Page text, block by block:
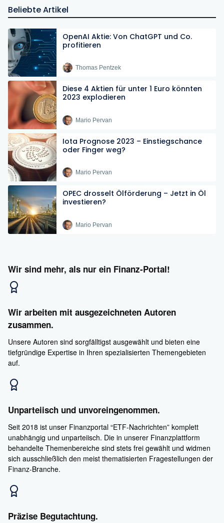
Beliebte Artikel
OpenAI Aktie: Von ChatGPT und Co.
profitieren
Thomas Pentzek
Diese 4 Aktien für unter 1 Euro könnten
2023 explodieren
Mario Pervan
Iota Prognose 2023 – Einstiegschance
oder Finger weg?
Mario Pervan
OPEC drosselt Ölförderung – Jetzt in Öl
investieren?
Mario Pervan
Wir sind mehr, als nur ein Finanz-Portal!
Wir arbeiten mit ausgezeichneten Autoren
zusammen.
Unsere Autoren sind sorgfälltigst ausgewählt und bieten eine
tiefgründige Expertise in Ihren spezialisierten Themengebieten
auf.
Unparteiisch und unvoreingenommen.
Seit 2018 ist unser Finanzportal “ETF-Nachrichten” komplett
unabhängig und unparteiisch. Die in unserer Finanzplattform
behandelte Themenbereiche sind stets frei gewählt und widmen
sich ausschließlich den meist thematisierten Fragestellungen der
Finanz-Branche.
Präzise Begutachtung.